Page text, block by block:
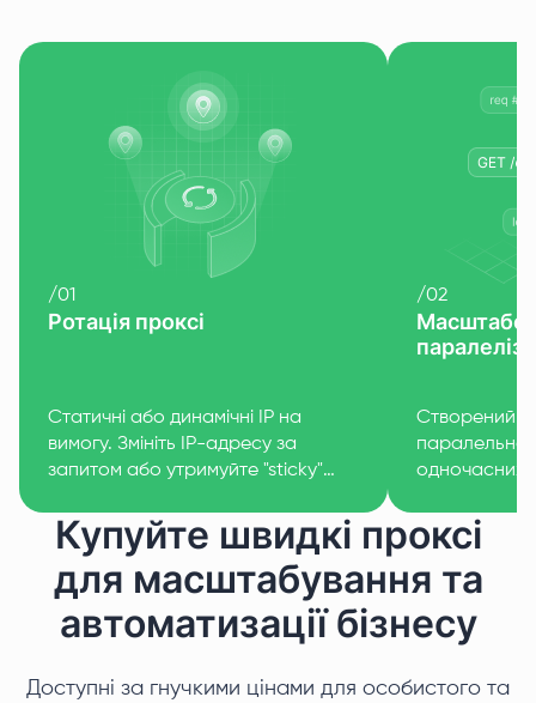
/01
Ротація проксі
Статичні або динамічні IP на
вимогу. Змініть IP-адресу за
запитом або утримуйте "sticky"
потрібно.
/02
Створений
одночасних
Купуйте швидкі проксі
для масштабування та
автоматизації бізнесу
Доступні за гнучкими цінами для особистого та